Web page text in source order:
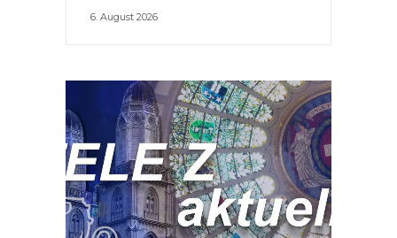
6. August 2026